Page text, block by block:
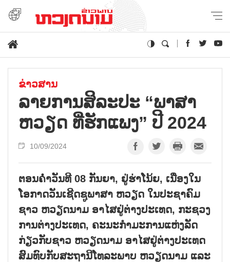
ຂ່າວສານ
ລາຍ​ການ​ສິ​ລະ​ປະ “ພາ​ສາ
ຫວຽດ​ ທີ່ຮັກ​ແພງ” ປີ 2024
10/09/2024
ຕອນຄ່ຳວັນທີ 08 ກັນຍາ, ຢູ່ຮ່າໂນ້ຍ, ເນື່ອງໃນ
ໂອກາດວັນເຊີດຊູພາສາ ຫວຽດ ໃນປະຊາຄົມ
ຊາວ ຫວຽດນາມ ອາໄສຢູ່ຕ່າງປະເທດ, ກະຊວງ
ການຕ່າງປະເທດ, ຄະນະກຳມະການແຫ່ງລັດ
ກ່ຽວກັບຊາວ ຫວຽດນາມ ອາໄສຢູ່ຕ່າງປະເທດ
ສົມທົບກັບສະຖານີໂທລະພາບ ຫວຽດນາມ ແລະ